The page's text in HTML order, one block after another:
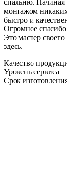
спальню. Начиная
монтажом
быстро и
Огромное
Это мастер
здесь.
Качество
Уровень сервиса
Срок